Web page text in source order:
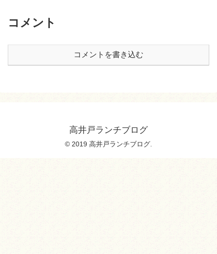
コメント
コメントを書き込む
高井戸ランチブログ
© 2019 高井戸ランチブログ.